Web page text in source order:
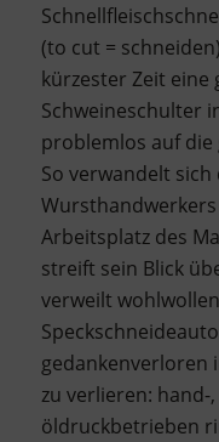
(to cut =
kürzester Zeit eine
Schweineschulter
problemlos auf die
So verwandelt
Arbeitsplatz des
streift sein Blick
verweilt
gedankenverloren
zu verlieren:
öldruckbetrieben